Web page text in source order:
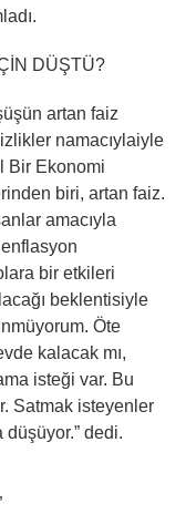
DÜŞTÜ?
artan faiz
namacıylaiyle
Bir Ekonomi
biri, artan faiz.
amacıyla
enflasyon
bir etkileri
beklentisiyle
Öte
kalacak mı,
isteği var. Bu
Satmak isteyenler
dedi.